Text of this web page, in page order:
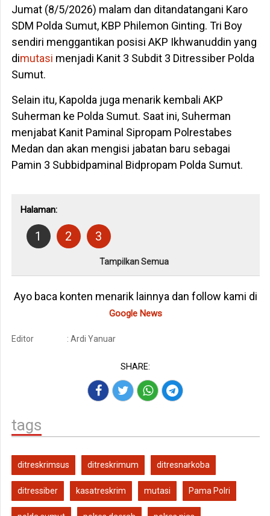
Jumat (8/5/2026) malam dan ditandatangani Karo
SDM Polda Sumut, KBP Philemon Ginting. Tri Boy
sendiri menggantikan posisi AKP Ikhwanuddin yang
dimutasi menjadi Kanit 3 Subdit 3 Ditressiber Polda
Sumut.
Selain itu, Kapolda juga menarik kembali AKP
Suherman ke Polda Sumut. Saat ini, Suherman
menjabat Kanit Paminal Sipropam Polrestabes
Medan dan akan mengisi jabatan baru sebagai
Pamin 3 Subbidpaminal Bidpropam Polda Sumut.
Halaman:
1 2 3
Tampilkan Semua
Ayo baca konten menarik lainnya dan follow kami di
Google News
Editor : Ardi Yanuar
SHARE:
tags
ditreskrimsus ditreskrimum ditresnarkoba
ditressiber kasatreskrim mutasi Pama Polri